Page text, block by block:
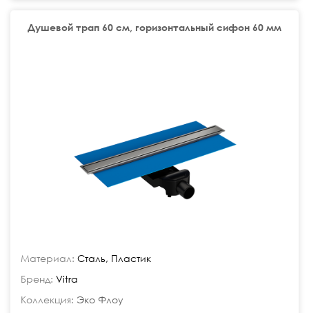
Душевой трап 60 см, горизонтальный сифон 60 мм
Материал: Сталь, Пластик
Бренд: Vitra
Коллекция: Эко Флоу